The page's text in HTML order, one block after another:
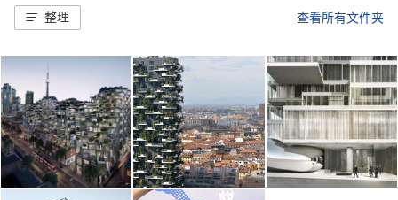
整理 查看所有文件夹